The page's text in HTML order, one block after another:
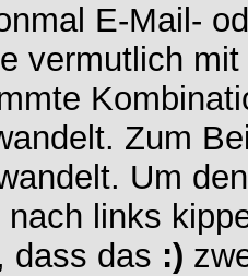
E-Mail-
vermutlich
Zum
Um
links
dass das :)